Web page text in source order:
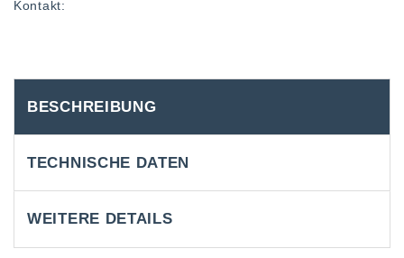
Kontakt:
BESCHREIBUNG
TECHNISCHE DATEN
WEITERE DETAILS